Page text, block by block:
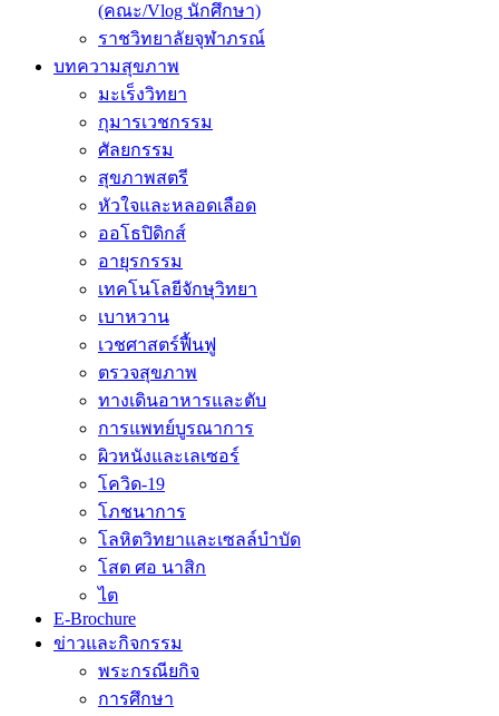
(คณะ/Vlog นักศึกษา)
ราชวิทยาลัยจุฬาภรณ์
บทความสุขภาพ
มะเร็งวิทยา
กุมารเวชกรรม
ศัลยกรรม
สุขภาพสตรี
หัวใจและหลอดเลือด
ออโธปิดิกส์
อายุรกรรม
เทคโนโลยีจักษุวิทยา
เบาหวาน
เวชศาสตร์ฟื้นฟู
ตรวจสุขภาพ
ทางเดินอาหารและตับ
การแพทย์บูรณาการ
ผิวหนังและเลเซอร์
โควิด-19
โภชนาการ
โลหิตวิทยาและเซลล์บำบัด
โสต ศอ นาสิก
ไต
E-Brochure
ข่าวและกิจกรรม
พระกรณียกิจ
การศึกษา